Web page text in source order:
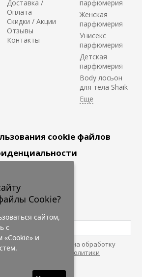
Доставка /
Оплата
Скидки / Акции
Отзывы
Контакты
парфюмерия
Женская
парфюмерия
Унисекс
парфюмерия
Детская
парфюмерия
Body лосьон
для тела Shaik
cookie файлов
я даю согласие на обработку
С условиями
"Политики
Cookie?
сайтом,
с
«Cookie» и